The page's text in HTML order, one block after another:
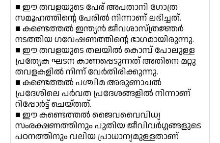
■ ഈ തവളയുടെ പേര് അപതാനി ഗോത്ര
സമൂഹത്തിന്റെ പേരിൽ നിന്നാണ് ലഭിച്ചത്.
■ കണ്ടെത്തൽ ഇന്ത്യൻ ജീവശാസ്ത്രജ്ഞർ
നടത്തിയ ഗവേഷണത്തിന്റെ ഭാഗമായിരുന്നു.
■ ഈ തവളയുടെ തലയിൽ കൊമ്പ് പോലുള്ള
പ്രത്യേക ഘടന കാണപ്പെടുന്നത് അതിനെ മറ്റു
തവളകളിൽ നിന്ന് വേർതിരിക്കുന്നു.
■ കണ്ടെത്തൽ പശ്ചിമ അരുണാചൽ
പ്രദേശിലെ പർവത പ്രദേശങ്ങളിൽ നിന്നാണ്
റിപ്പോർട്ട് ചെയ്തത്.
■ ഈ കണ്ടെത്തൽ ജൈവവൈവിധ്യ
സംരക്ഷണത്തിനും പുതിയ ജീവിവർഗ്ഗങ്ങളുടെ
പഠനത്തിനും വലിയ പ്രാധാന്യമുള്ളതാണ്